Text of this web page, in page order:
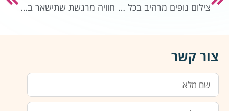
צילום נופים מרהיב בכל מקום
חוויה מרגשת שתישאר בזיכרון
צור קשר